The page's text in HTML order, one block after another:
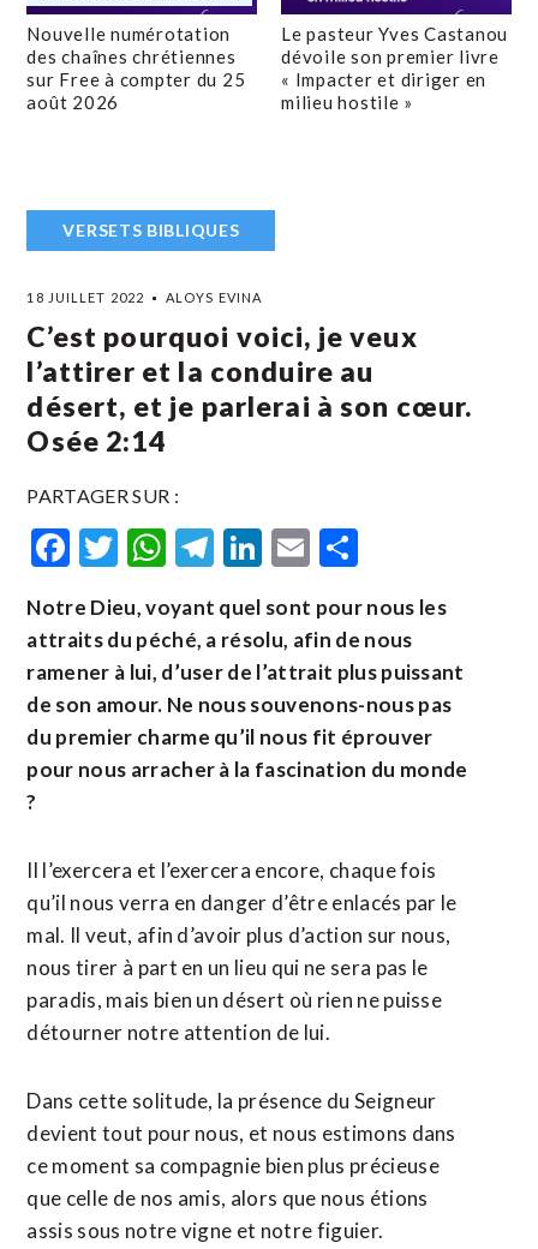
Nouvelle numérotation
des chaînes chrétiennes
sur Free à compter du 25
août 2026
Le pasteur Yves Castanou
dévoile son premier livre
« Impacter et diriger en
milieu hostile »
VERSETS BIBLIQUES
18 JUILLET 2022 ALOYS EVINA
C’est pourquoi voici, je veux
l’attirer et la conduire au
désert, et je parlerai à son cœur.
Osée 2:14
PARTAGER SUR :
Facebook
Twitter
WhatsApp
Telegram
LinkedIn
Email
Notre Dieu, voyant quel sont pour nous les
attraits du péché, a résolu, afin de nous
ramener à lui, d’user de l’attrait plus puissant
de son amour. Ne nous souvenons-nous pas
du premier charme qu’il nous fit éprouver
pour nous arracher à la fascination du monde
?
Il l’exercera et l’exercera encore, chaque fois
qu’il nous verra en danger d’être enlacés par le
mal. Il veut, afin d’avoir plus d’action sur nous,
nous tirer à part en un lieu qui ne sera pas le
paradis, mais bien un désert où rien ne puisse
détourner notre attention de lui.
Dans cette solitude, la présence du Seigneur
devient tout pour nous, et nous estimons dans
ce moment sa compagnie bien plus précieuse
que celle de nos amis, alors que nous étions
assis sous notre vigne et notre figuier.